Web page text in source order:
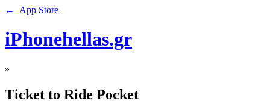
← App Store
iPhonehellas.gr
»
Ticket to Ride Pocket